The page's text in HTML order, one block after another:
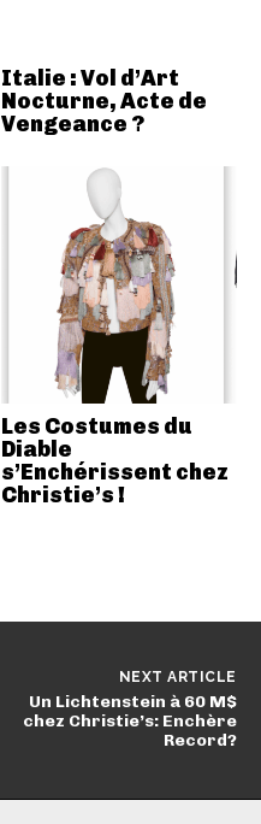
Italie : Vol d’Art
Nocturne, Acte de
Vengeance ?
Les Costumes du
Diable
s’Enchérissent chez
Christie’s !
NEXT ARTICLE
Un Lichtenstein à 60 M$
chez Christie’s: Enchère
Record?